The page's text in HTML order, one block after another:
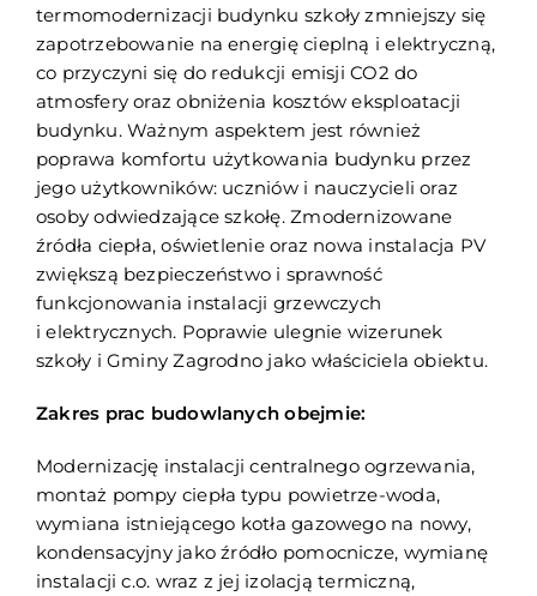
termomodernizacji budynku szkoły zmniejszy się
zapotrzebowanie na energię cieplną i elektryczną,
co przyczyni się do redukcji emisji CO2 do
atmosfery oraz obniżenia kosztów eksploatacji
budynku. Ważnym aspektem jest również
poprawa komfortu użytkowania budynku przez
jego użytkowników: uczniów i nauczycieli oraz
osoby odwiedzające szkołę. Zmodernizowane
źródła ciepła, oświetlenie oraz nowa instalacja PV
zwiększą bezpieczeństwo i sprawność
funkcjonowania instalacji grzewczych
i elektrycznych. Poprawie ulegnie wizerunek
szkoły i Gminy Zagrodno jako właściciela obiektu.
Zakres prac budowlanych obejmie:
Modernizację instalacji centralnego ogrzewania,
montaż pompy ciepła typu powietrze-woda,
wymiana istniejącego kotła gazowego na nowy,
kondensacyjny jako źródło pomocnicze, wymianę
instalacji c.o. wraz z jej izolacją termiczną,